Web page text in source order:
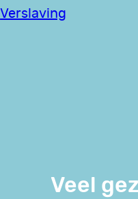
Verslaving
Veel